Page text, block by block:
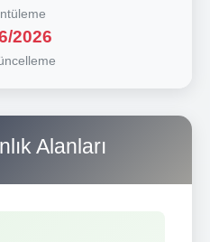
2026
Alanları